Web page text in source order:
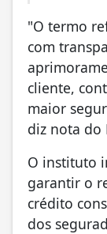
"O termo
com
cliente,
maior
diz nota do
O instituto
garantir o
crédito
dos